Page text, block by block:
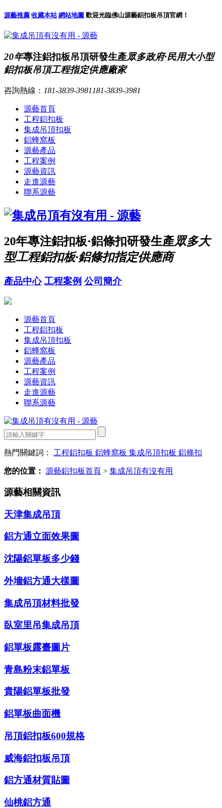
源藝推薦 收藏本站 網站地圖 歡迎光臨佛山源藝鋁扣板吊頂官網！
20年專注鋁扣板吊頂研發生產眾多政府·民用大小型
鋁扣板吊頂工程指定供應廠家
咨詢熱線： 181-3839-3981 181-3839-3981
源藝首頁
工程鋁扣板
集成吊頂扣板
鋁蜂窩板
源藝產品
工程案例
源藝資訊
走進源藝
聯系源藝
20年專注鋁扣板·鋁條扣研發生產眾多大
型工程鋁扣板·鋁條扣指定供應商
產品中心 工程案例 公司簡介
源藝首頁
工程鋁扣板
集成吊頂扣板
鋁蜂窩板
源藝產品
工程案例
源藝資訊
走進源藝
聯系源藝
熱門關鍵詞： 工程鋁扣板 鋁蜂窩板 集成吊頂扣板 鋁條扣
您的位置： 源藝鋁扣板首頁 > 集成吊頂有沒有用
源藝相關資訊
天津集成吊頂
鋁方通立面效果圖
沈陽鋁單板多少錢
外墻鋁方通大樣圖
集成吊頂材料批發
臥室里吊集成吊頂
鋁單板露臺圖片
青島粉末鋁單板
貴陽鋁單板批發
鋁單板曲面機
吊頂鋁扣板600規格
威海鋁扣板吊頂
鋁方通材質貼圖
仙桃鋁方通